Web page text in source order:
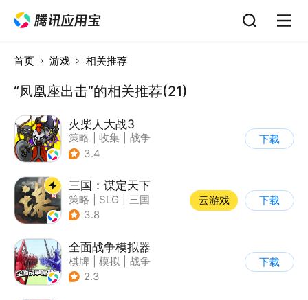
首页 游戏 相关推荐
“凤凰座出击”的相关推荐(21)
火柴人大战3
策略 收集
战争
| 火柴人
3.4
下载
三国：谋定天下
策略 SLG
三国
| 中国风
3.8
云游戏 下载
全面战争模拟器
棋牌 模拟
战争
| 像素风
2.3
下载